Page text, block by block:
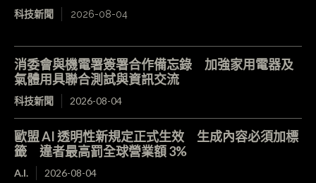
科技新聞 2026-08-04
消委會與機電署簽署合作備忘錄 加強家用電器及
氣體用具聯合測試與資訊交流
科技新聞 2026-08-04
歐盟 AI 透明性新規定正式生效 生成內容必須加標
籤 違者最高罰全球營業額 3%
A.I. 2026-08-04